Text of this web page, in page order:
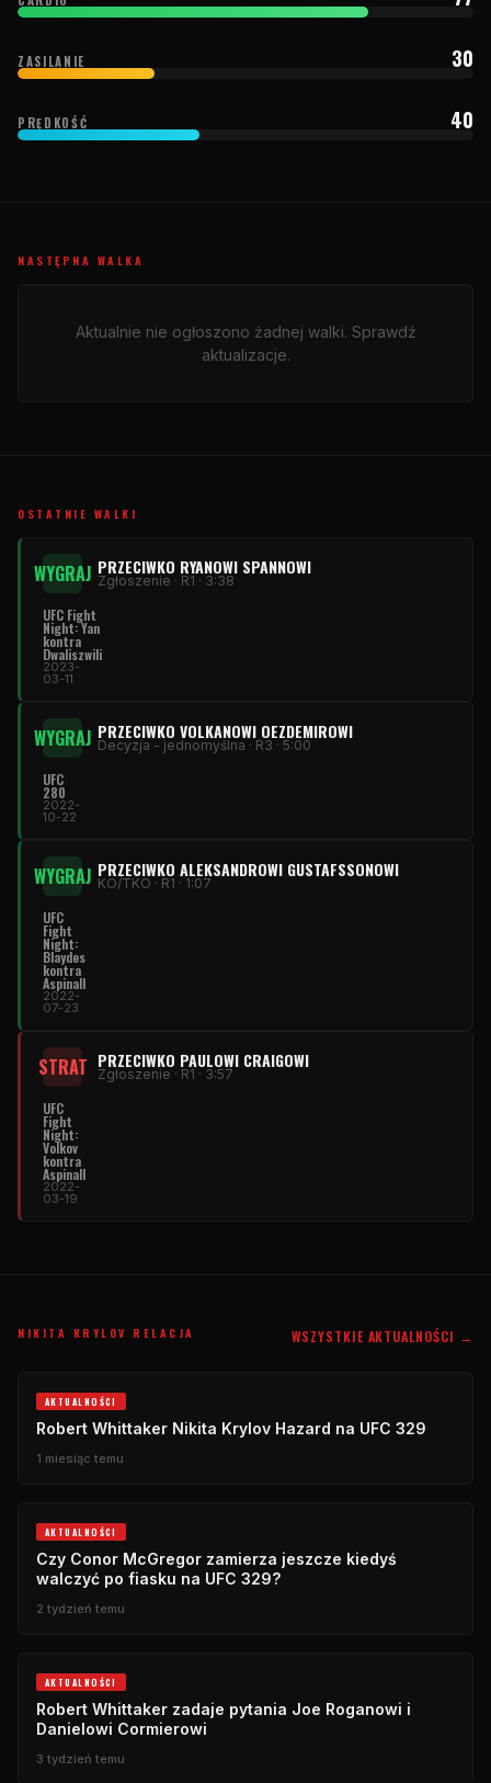
ZASILANIE 30
PRĘDKOŚĆ 40
NASTĘPNA WALKA
Aktualnie nie ogłoszono żadnej walki. Sprawdź
aktualizacje.
OSTATNIE WALKI
WYGRAJ PRZECIWKO RYANOWI SPANNOWI
Zgłoszenie · R1 · 3:38
UFC Fight
Night: Yan
kontra
Dwaliszwili
2023-
03-11
WYGRAJ PRZECIWKO VOLKANOWI OEZDEMIROWI
Decyzja - jednomyślna · R3 · 5:00
UFC
280
2022-
10-22
WYGRAJ PRZECIWKO ALEKSANDROWI GUSTAFSSONOWI
KO/TKO · R1 · 1:07
UFC
Fight
Night:
Blaydes
kontra
Aspinall
2022-
07-23
STRAT PRZECIWKO PAULOWI CRAIGOWI
Zgłoszenie · R1 · 3:57
UFC
Fight
Night:
Volkov
kontra
Aspinall
2022-
03-19
NIKITA KRYLOV RELACJA WSZYSTKIE AKTUALNOŚCI →
AKTUALNOŚCI
Robert Whittaker Nikita Krylov Hazard na UFC 329
1 miesiąc temu
AKTUALNOŚCI
Czy Conor McGregor zamierza jeszcze kiedyś
walczyć po fiasku na UFC 329?
2 tydzień temu
AKTUALNOŚCI
Robert Whittaker zadaje pytania Joe Roganowi i
Danielowi Cormierowi
3 tydzień temu